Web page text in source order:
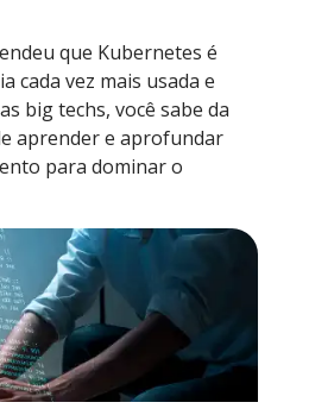
que Kubernetes é
cada vez mais usada e
big techs, você sabe da
aprender e aprofundar
para dominar o